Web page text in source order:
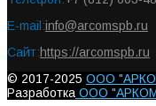
E-mail:info@arcomspb.ru
Сайт:https://arcomspb.ru
© 2017-2025 ООО
Разработка ООО